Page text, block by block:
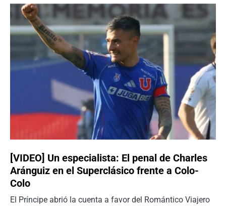
[VIDEO] Un especialista: El penal de Charles
Aránguiz en el Superclásico frente a Colo-
Colo
El Príncipe abrió la cuenta a favor del Romántico Viajero